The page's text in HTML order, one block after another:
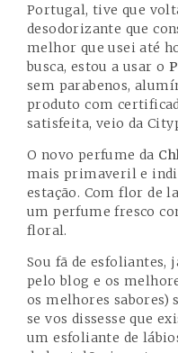
Portugal, tive que
desodorizante que
melhor que usei até
busca, estou a usar o
sem parabenos,
produto com
satisfeita, veio da
O novo perfume da
mais primaveril e
estação. Com flor de
um perfume fresco
floral.
Sou fã de esfoliantes,
pelo blog e os
os melhores sabores)
se vos dissesse que
um esfoliante de